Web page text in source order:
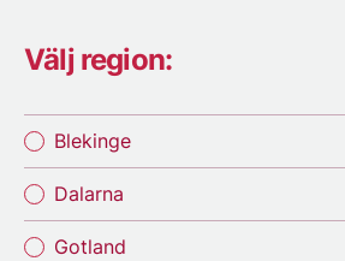
Välj region:
Blekinge
Dalarna
Gotland